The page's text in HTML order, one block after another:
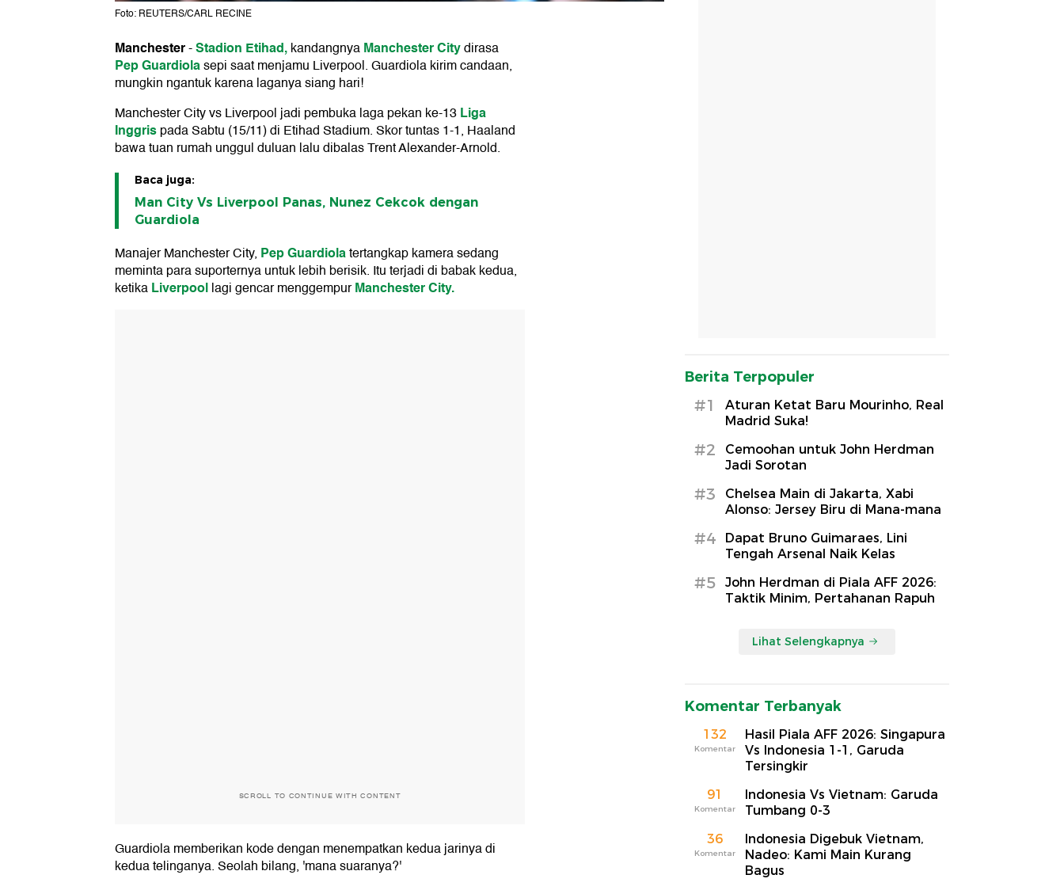
Foto: REUTERS/CARL RECINE
Manchester-Stadion Etihad,kandangnyaManchester Citydirasa
Pep Guardiolasepi saat menjamu Liverpool. Guardiola kirim candaan,
mungkin ngantuk karena laganya siang hari!
Manchester City vs Liverpool jadi pembuka laga pekan ke-13Liga
Inggrispada Sabtu (15/11) di Etihad Stadium. Skor tuntas 1-1, Haaland
bawa tuan rumah unggul duluan lalu dibalas Trent Alexander-Arnold.
Baca juga:
Man City Vs Liverpool Panas, Nunez Cekcok dengan
Guardiola
Manajer Manchester City, Pep Guardiolatertangkap kamera sedang
meminta para suporternya untuk lebih berisik. Itu terjadi di babak kedua,
ketikaLiverpoollagi gencar menggempurManchester City.
SCROLL TO CONTINUE WITH CONTENT
Guardiola memberikan kode dengan menempatkan kedua jarinya di
kedua telinganya. Seolah bilang, 'mana suaranya?'
Berita Terpopuler
#1
Aturan Ketat Baru Mourinho, Real
Madrid Suka!
#2
Cemoohan untuk John Herdman
Jadi Sorotan
#3
Chelsea Main di Jakarta, Xabi
Alonso: Jersey Biru di Mana-mana
#4
Dapat Bruno Guimaraes, Lini
Tengah Arsenal Naik Kelas
#5
John Herdman di Piala AFF 2026:
Taktik Minim, Pertahanan Rapuh
Lihat Selengkapnya
Komentar Terbanyak
132
Komentar
Hasil Piala AFF 2026: Singapura
Vs Indonesia 1-1, Garuda
Tersingkir
91
Komentar
Indonesia Vs Vietnam: Garuda
Tumbang 0-3
36
Komentar
Indonesia Digebuk Vietnam,
Nadeo: Kami Main Kurang
Bagus